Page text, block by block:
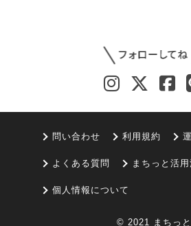
問い合わせ 利用規約
よくある質問 まちっと活用
個人情報について
© 2021 まちっと